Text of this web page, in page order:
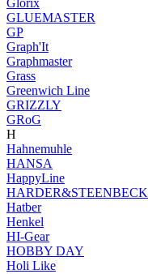
Glorix
GLUEMASTER
GP
Graph'It
Graphmaster
Grass
Greenwich Line
GRIZZLY
GRoG
H
Hahnemuhle
HANSA
HappyLine
HARDER&STEENBECK
Hatber
Henkel
HI-Gear
HOBBY DAY
Holi Like